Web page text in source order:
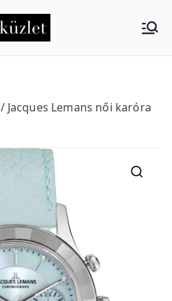
Tempus
küzlet
/ Jacques Lemans női karóra